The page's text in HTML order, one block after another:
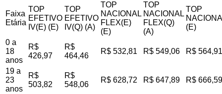
Faixa
Etária
TOP
EFETIVO
IV(E) (E)
TOP
EFETIVO
IV(Q) (A)
TOP
NACIONAL
FLEX(E)
(E)
TOP
NACIONAL
FLEX(Q)
(A)
TOP
(E)
0 a
18
anos
R$
426,97
R$
464,46
R$ 532,81 R$ 549,06 R$ 564,91
19 a
23
anos
R$
503,82
R$
548,06
R$ 628,72 R$ 647,89 R$ 666,59